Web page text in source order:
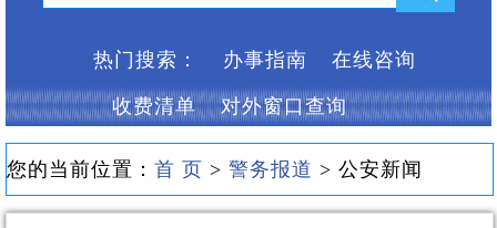
热门搜索： 办事指南 在线咨询
收费清单 对外窗口查询
您的当前位置： 首 页 > 警务报道 > 公安新闻